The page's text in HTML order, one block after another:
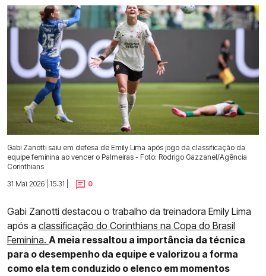
Gabi Zanotti saiu em defesa de Emily Lima após jogo da classificação da
equipe feminina ao vencer o Palmeiras - Foto: Rodrigo Gazzanel/Agência
Corinthians
31 Mai 2026 | 15:31 |
0
Gabi Zanotti destacou o trabalho da treinadora Emily Lima
após a classificação do Corinthians na Copa do Brasil
Feminina. A meia ressaltou a importância da técnica
para o desempenho da equipe e valorizou a forma
como ela tem conduzido o elenco em momentos